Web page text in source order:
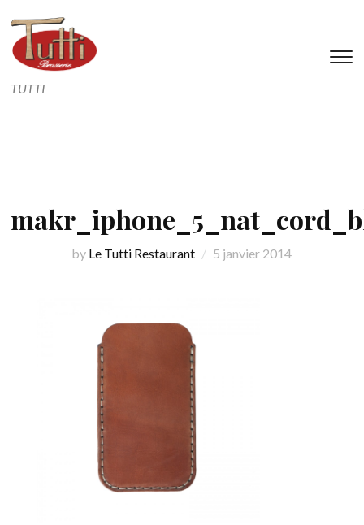
TUTTI
by Le Tutti Restaurant 5 janvier 2014